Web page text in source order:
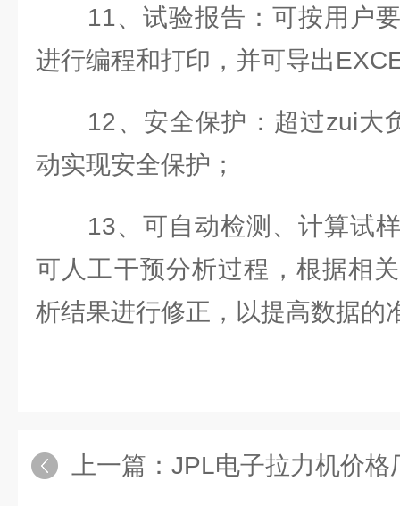
11、试验报告：可按用户要
进行编程和打印，并可导出
12、安全保护：超过zui大
动实现安全保护；
13、可自动检测、计算试样
可人工干预分析过程，根据相
析结果进行修正，以提高数据的
上一篇： JPL电子拉力机价格厂商/电子拉力